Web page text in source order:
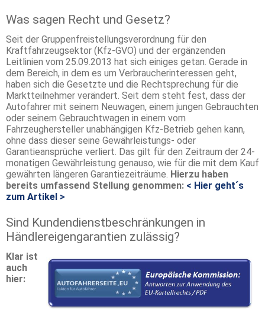
Was sagen Recht und Gesetz?
Seit der Gruppenfreistellungsverordnung für den
Kraftfahrzeugsektor (Kfz-GVO) und der ergänzenden
Leitlinien vom 25.09.2013 hat sich einiges getan. Gerade in
dem Bereich, in dem es um Verbraucherinteressen geht,
haben sich die Gesetzte und die Rechtsprechung für die
Marktteilnehmer verändert. Seit dem steht fest, dass der
Autofahrer mit seinem Neuwagen, einem jungen Gebrauchten
oder seinem Gebrauchtwagen in einem vom
Fahrzeughersteller unabhängigen Kfz-Betrieb gehen kann,
ohne dass dieser seine Gewährleistungs- oder
Garantieansprüche verliert. Das gilt für den Zeitraum der 24-
monatigen Gewährleistung genauso, wie für die mit dem Kauf
gewährten längeren Garantiezeiträume. Hierzu haben
bereits umfassend Stellung genommen: < Hier geht´s
zum Artikel >
Sind Kundendienstbeschränkungen in
Händlereigengarantien zulässig?
Klar ist
auch
hier: